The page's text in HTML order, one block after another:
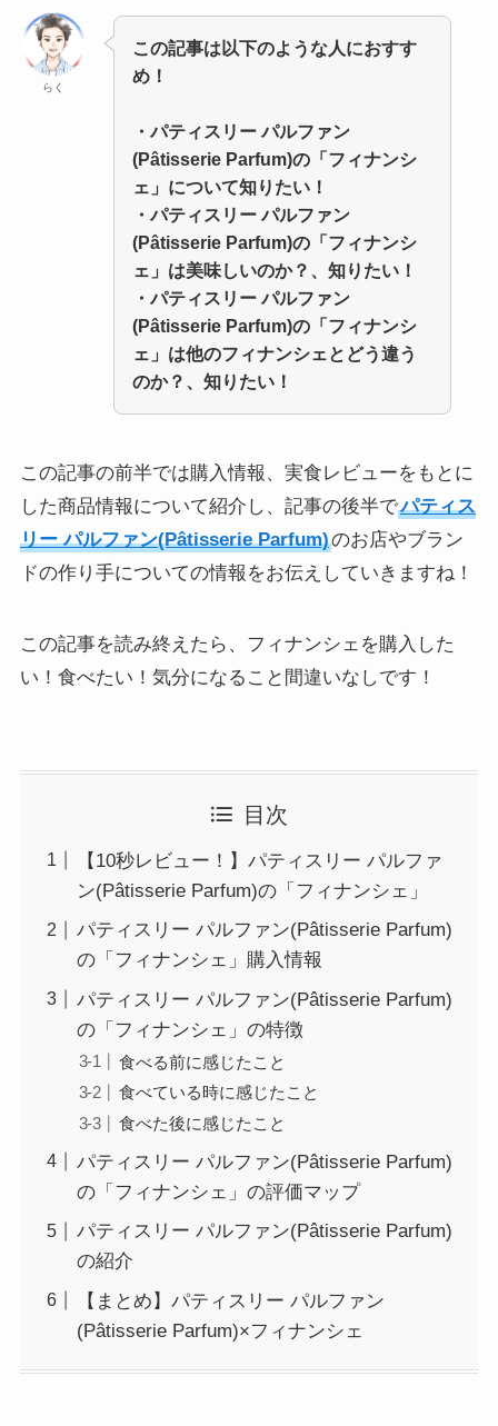
らく
この記事は以下のような人におすす
め！
・パティスリー パルファン
(Pâtisserie Parfum)の「フィナンシ
ェ」について知りたい！
・パティスリー パルファン
(Pâtisserie Parfum)の「フィナンシ
ェ」は美味しいのか？、知りたい！
・パティスリー パルファン
(Pâtisserie Parfum)の「フィナンシ
ェ」は他のフィナンシェとどう違う
のか？、知りたい！
この記事の前半では購入情報、実食レビューをもとに
した商品情報について紹介し、記事の後半でパティス
リー パルファン(Pâtisserie Parfum)のお店やブラン
ドの作り手についての情報をお伝えしていきますね！
この記事を読み終えたら、フィナンシェを購入した
い！食べたい！気分になること間違いなしです！
目次
【10秒レビュー！】パティスリー パルファ
ン(Pâtisserie Parfum)の「フィナンシェ」
パティスリー パルファン(Pâtisserie Parfum)
の「フィナンシェ」購入情報
パティスリー パルファン(Pâtisserie Parfum)
の「フィナンシェ」の特徴
食べる前に感じたこと
食べている時に感じたこと
食べた後に感じたこと
パティスリー パルファン(Pâtisserie Parfum)
の「フィナンシェ」の評価マップ
パティスリー パルファン(Pâtisserie Parfum)
の紹介
【まとめ】パティスリー パルファン
(Pâtisserie Parfum)×フィナンシェ